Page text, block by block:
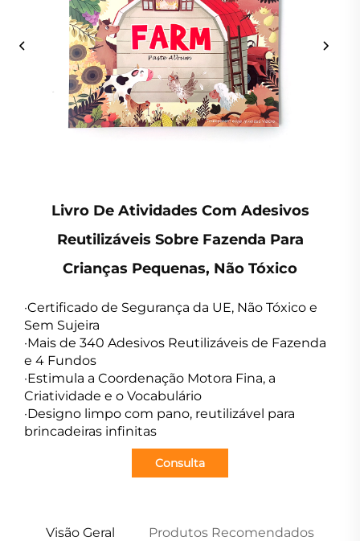
Livro De Atividades Com Adesivos
Reutilizáveis Sobre Fazenda Para
Crianças Pequenas, Não Tóxico
·Certificado de Segurança da UE, Não Tóxico e
Sem Sujeira
·Mais de 340 Adesivos Reutilizáveis de Fazenda
e 4 Fundos
·Estimula a Coordenação Motora Fina, a
Criatividade e o Vocabulário
·Designo limpo com pano, reutilizável para
brincadeiras infinitas
Consulta
Visão Geral Produtos Recomendados